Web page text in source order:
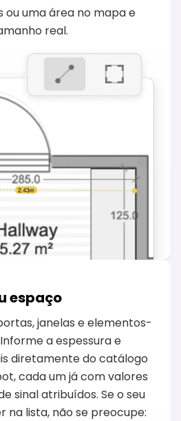
ou uma área no mapa e
real.
espaço
janelas e elementos-
a espessura e
diretamente do catálogo
cada um já com valores
sinal atribuídos. Se o seu
na lista, não se preocupe: